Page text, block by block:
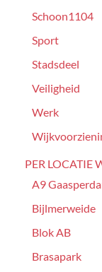
Schoon1104
Sport
Stadsdeel
Veiligheid
Werk
PER
A9
Bijlmerweide
Blok AB
Brasapark